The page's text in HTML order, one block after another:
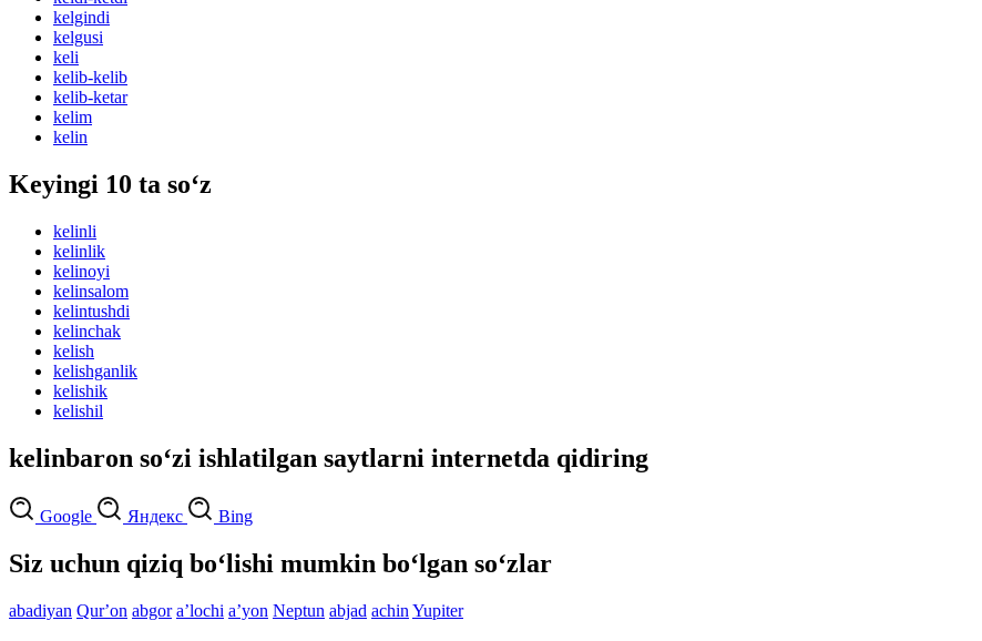
kelgindi
kelgusi
keli
kelib-kelib
kelib-ketar
kelim
kelin
Keyingi 10 ta so‘z
kelinli
kelinlik
kelinoyi
kelinsalom
kelintushdi
kelinchak
kelish
kelishganlik
kelishik
kelishil
kelinbaron so‘zi ishlatilgan saytlarni internetda qidiring
Google Яндекс Bing
Siz uchun qiziq bo‘lishi mumkin bo‘lgan so‘zlar
abadiyan Qurʼon abgor aʼlochi aʼyon Neptun abjad achin Yupiter